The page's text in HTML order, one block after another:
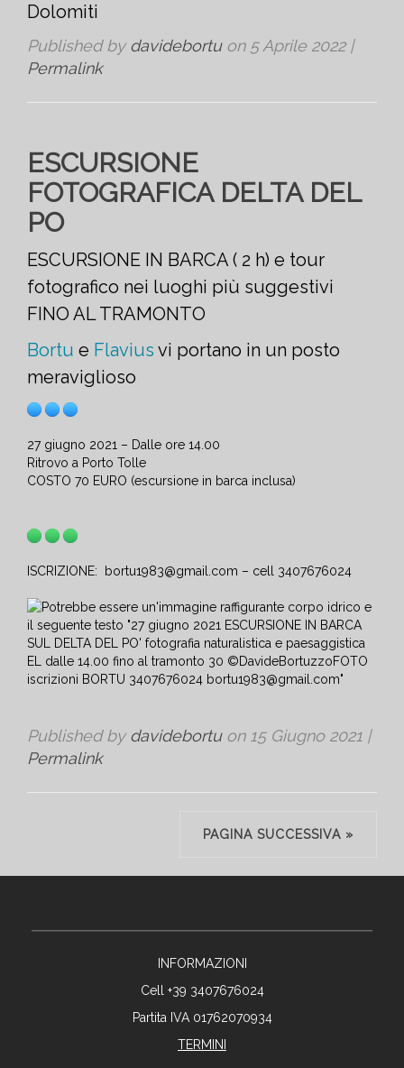
Dolomiti
Published by davidebortuon 5 Aprile 2022|
Permalink
ESCURSIONE
FOTOGRAFICA DELTA DEL
PO
ESCURSIONE IN BARCA ( 2 h) e tour
fotografico nei luoghi più suggestivi
FINO AL TRAMONTO
Bortu e Flavius vi portano in un posto
meraviglioso
27 giugno 2021 – Dalle ore 14.00
Ritrovo a Porto Tolle
COSTO 70 EURO (escursione in barca inclusa)
ISCRIZIONE: bortu1983@gmail.com – cell 3407676024
Published by davidebortuon 15 Giugno 2021 |
Permalink
PAGINA SUCCESSIVA »
INFORMAZIONI
Cell +39 3407676024
Partita IVA 01762070934
TERMINI